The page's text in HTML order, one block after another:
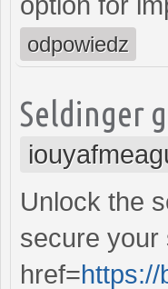
odpowiedz
Seldinger
Unlock the
secure your
href=